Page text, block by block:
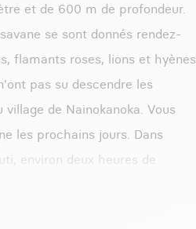
et de 600 m de profondeur.
se sont donnés rendez-
flamants roses, lions et hyènes
pas su descendre les
de Nainokanoka. Vous
les prochains jours. Dans
environ deux heures de